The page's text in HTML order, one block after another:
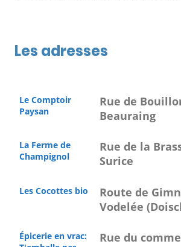
Les adresses
Le Comptoir
Paysan
Rue de
Beauraing
La Ferme de
Champignol
Rue de la
Surice
Les Cocottes bio
Route de
Vodelée
Épicerie en vrac:
Rue du